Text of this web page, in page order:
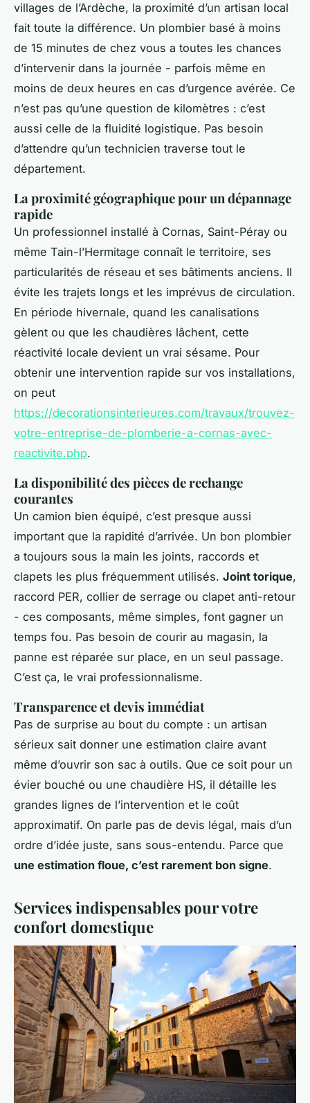
villages de l’Ardèche, la proximité d’un artisan local
fait toute la différence. Un plombier basé à moins
de 15 minutes de chez vous a toutes les chances
d’intervenir dans la journée - parfois même en
moins de deux heures en cas d’urgence avérée. Ce
n’est pas qu’une question de kilomètres : c’est
aussi celle de la fluidité logistique. Pas besoin
d’attendre qu’un technicien traverse tout le
département.
La proximité géographique pour un dépannage
rapide
Un professionnel installé à Cornas, Saint-Péray ou
même Tain-l’Hermitage connaît le territoire, ses
particularités de réseau et ses bâtiments anciens. Il
évite les trajets longs et les imprévus de circulation.
En période hivernale, quand les canalisations
gèlent ou que les chaudières lâchent, cette
réactivité locale devient un vrai sésame. Pour
obtenir une intervention rapide sur vos installations,
on peut
https://decorationsinterieures.com/travaux/trouvez-
votre-entreprise-de-plomberie-a-cornas-avec-
reactivite.php.
La disponibilité des pièces de rechange
courantes
Un camion bien équipé, c’est presque aussi
important que la rapidité d’arrivée. Un bon plombier
a toujours sous la main les joints, raccords et
clapets les plus fréquemment utilisés. Joint torique,
raccord PER, collier de serrage ou clapet anti-retour
- ces composants, même simples, font gagner un
temps fou. Pas besoin de courir au magasin, la
panne est réparée sur place, en un seul passage.
C’est ça, le vrai professionnalisme.
Transparence et devis immédiat
Pas de surprise au bout du compte : un artisan
sérieux sait donner une estimation claire avant
même d’ouvrir son sac à outils. Que ce soit pour un
évier bouché ou une chaudière HS, il détaille les
grandes lignes de l’intervention et le coût
approximatif. On parle pas de devis légal, mais d’un
ordre d’idée juste, sans sous-entendu. Parce que
une estimation floue, c’est rarement bon signe.
Services indispensables pour votre
confort domestique